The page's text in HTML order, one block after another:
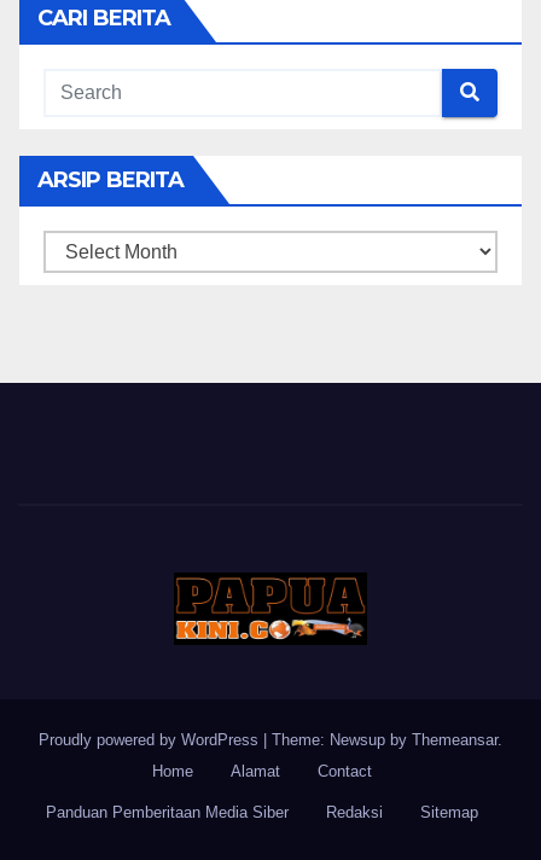
CARI BERITA
ARSIP BERITA
ARSIP
Proudly powered by WordPress Theme: Newsup by Themeansar.
Home
Alamat Contact
Panduan Pemberitaan Media Siber Redaksi Sitemap